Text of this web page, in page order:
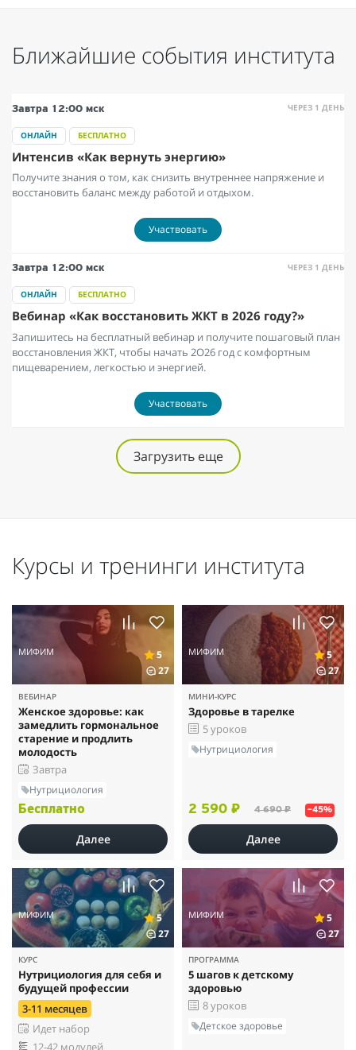
Ближайшие события института
ЧЕРЕЗ 1 ДЕНЬ
Завтра 12:00 мск
ОНЛАЙН БЕСПЛАТНО
Интенсив «Как вернуть энергию»
Получите знания о том, как снизить внутреннее напряжение и
восстановить баланс между работой и отдыхом.
Участвовать
ЧЕРЕЗ 1 ДЕНЬ
Завтра 12:00 мск
ОНЛАЙН БЕСПЛАТНО
Вебинар «Как восстановить ЖКТ в 2026 году?»
Запишитесь на бесплатный вебинар и получите пошаговый план
восстановления ЖКТ, чтобы начать 2О26 год с комфортным
пищеварением, легкостью и энергией.
Участвовать
Загрузить еще
Курсы и тренинги института
МИФИМ
5
27
ВЕБИНАР
Женское здоровье: как
замедлить гормональное
старение и продлить
молодость
Завтра
Нутрициология
Бесплатно
Далее
МИФИМ
5
27
МИНИ-КУРС
Здоровье в тарелке
5 уроков
Нутрициология
2 590 ₽ 4 690 ₽ –45%
Далее
МИФИМ
5
27
КУРС
Нутрициология для себя и
будущей профессии
3-11 месяцев
Идет набор
МИФИМ
5
27
ПРОГРАММА
5 шагов к детскому
здоровью
8 уроков
Детское здоровье